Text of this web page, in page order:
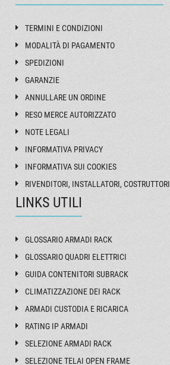
TERMINI E CONDIZIONI
MODALITÀ DI PAGAMENTO
SPEDIZIONI
GARANZIE
ANNULLARE UN ORDINE
RESO MERCE AUTORIZZATO
NOTE LEGALI
INFORMATIVA PRIVACY
INFORMATIVA SUI COOKIES
RIVENDITORI, INSTALLATORI, COSTRUTTORI
LINKS UTILI
GLOSSARIO ARMADI RACK
GLOSSARIO QUADRI ELETTRICI
GUIDA CONTENITORI SUBRACK
CLIMATIZZAZIONE DEI RACK
ARMADI CUSTODIA E RICARICA
RATING IP ARMADI
SELEZIONE ARMADI RACK
SELEZIONE TELAI OPEN FRAME